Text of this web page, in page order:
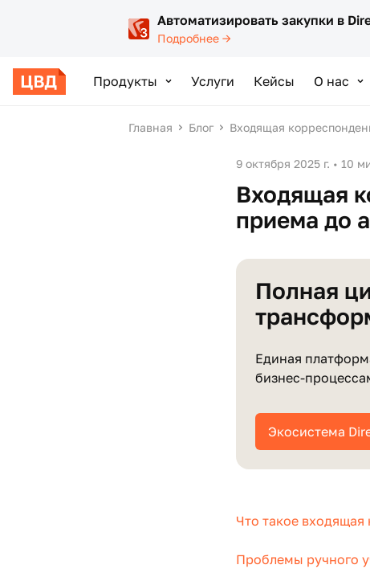
Автоматизировать закупки в
Подробнее →
Продукты Услуги Кейсы О нас
Главная Блог Входящая
9 октября 2025 г. • 10
Входящая
приема до
Полная
Единая
Экосистема
Что такое
Проблемы ручного